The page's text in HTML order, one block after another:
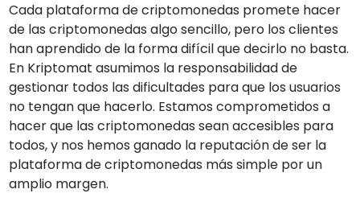
Cada plataforma de criptomonedas promete hacer
de las criptomonedas algo sencillo, pero los clientes
han aprendido de la forma difícil que decirlo no basta.
En Kriptomat asumimos la responsabilidad de
gestionar todos las dificultades para que los usuarios
no tengan que hacerlo. Estamos comprometidos a
hacer que las criptomonedas sean accesibles para
todos, y nos hemos ganado la reputación de ser la
plataforma de criptomonedas más simple por un
amplio margen.